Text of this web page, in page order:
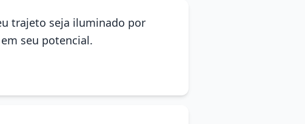
trajeto seja iluminado por
seu potencial.